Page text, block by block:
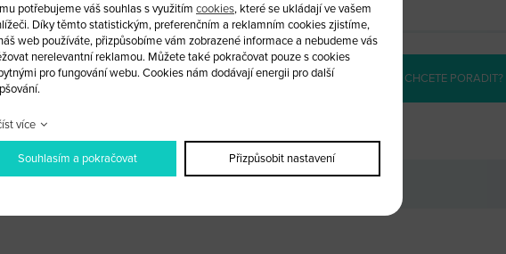
O nás Služby E-shop Blog Kontakt CHCETE PORADIT?
potřebujeme váš souhlas s využitím cookies, které se ukládají ve vašem
Díky těmto statistickým, preferenčním a reklamním cookies zjistíme,
web používáte, přizpůsobíme vám zobrazené informace a nebudeme vás
nerelevantní reklamou. Můžete také pokračovat pouze s cookies
pro fungování webu. Cookies nám dodávají energii pro další
více
Souhlasím a pokračovat Přizpůsobit nastavení